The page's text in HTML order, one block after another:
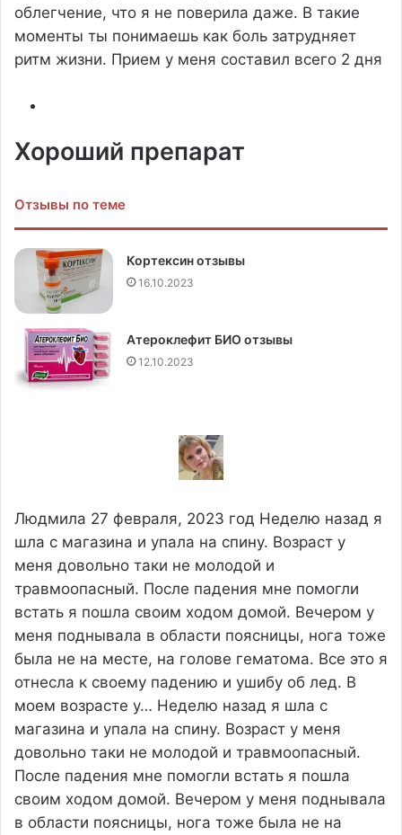
облегчение, что я не поверила даже. В такие
моменты ты понимаешь как боль затрудняет
ритм жизни. Прием у меня составил всего 2 дня
Хороший препарат
Отзывы по теме
Кортексин отзывы
16.10.2023
Атероклефит БИО отзывы
12.10.2023
Людмила 27 февраля, 2023 год Неделю назад я
шла с магазина и упала на спину. Возраст у
меня довольно таки не молодой и
травмоопасный. После падения мне помогли
встать я пошла своим ходом домой. Вечером у
меня поднывала в области поясницы, нога тоже
была не на месте, на голове гематома. Все это я
отнесла к своему падению и ушибу об лед. В
моем возрасте у… Неделю назад я шла с
магазина и упала на спину. Возраст у меня
довольно таки не молодой и травмоопасный.
После падения мне помогли встать я пошла
своим ходом домой. Вечером у меня поднывала
в области поясницы, нога тоже была не на